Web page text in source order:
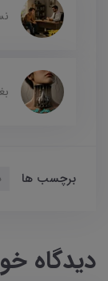
برچسب ها
دیدگاه